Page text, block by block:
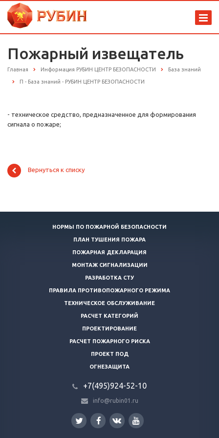
Пожарный извещатель
Главная Информация РУБИН ЦЕНТР БЕЗОПАСНОСТИ База знаний
П - База знаний - РУБИН ЦЕНТР БЕЗОПАСНОСТИ
- техническое средство, предназначенное для формирования
сигнала о пожаре;
Вернуться к списку
НОРМЫ ПО ПОЖАРНОЙ БЕЗОПАСНОСТИ
ПЛАН ТУШЕНИЯ ПОЖАРА
ПОЖАРНАЯ ДЕКЛАРАЦИЯ
МОНТАЖ СИГНАЛИЗАЦИИ
РАЗРАБОТКА СТУ
ПРАВИЛА ПРОТИВОПОЖАРНОГО РЕЖИМА
ТЕХНИЧЕСКОЕ ОБСЛУЖИВАНИЕ
РАСЧЕТ КАТЕГОРИЙ
ПРОЕКТИРОВАНИЕ
РАСЧЕТ ПОЖАРНОГО РИСКА
ПРОЕКТ ПОД
ОГНЕЗАЩИТА
+7(495)924-52-10
info@rubin01.ru